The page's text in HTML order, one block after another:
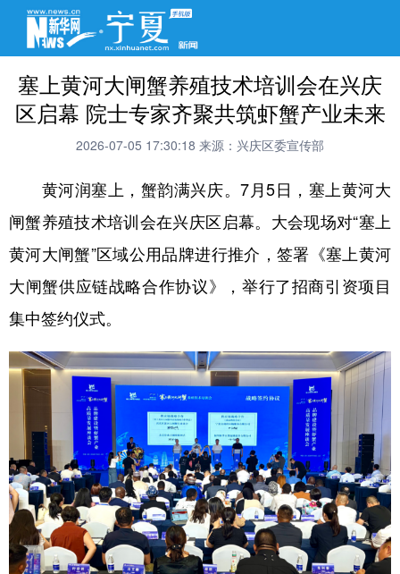
塞上黄河大闸蟹养殖技术培训会在兴庆
区启幕 院士专家齐聚共筑虾蟹产业未来
2026-07-05 17:30:18 来源：兴庆区委宣传部
黄河润塞上，蟹韵满兴庆。7月5日，塞上黄河大
闸蟹养殖技术培训会在兴庆区启幕。大会现场对“塞上
黄河大闸蟹”区域公用品牌进行推介，签署《塞上黄河
大闸蟹供应链战略合作协议》，举行了招商引资项目
集中签约仪式。